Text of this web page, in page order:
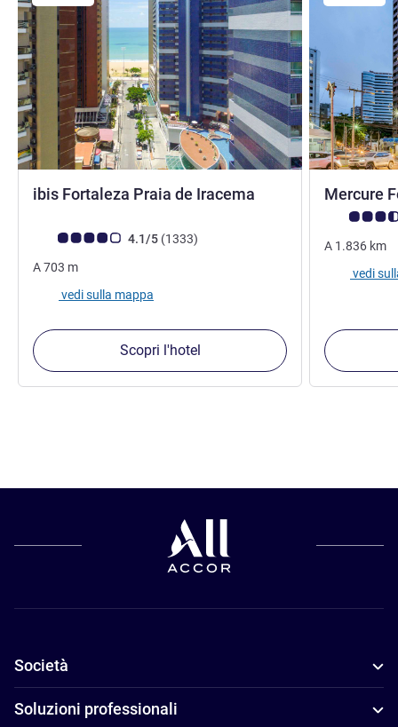
ibis Fortaleza Praia de Iracema
Giudizio clienti (Valutazione ALL)
4.1/5 (1333recensioni
)
A703 m
vedi sulla mappa
Scopri l'hotel
Mercure
Giudizio
A 1.836 km
vedi
Società
Soluzioni professionali